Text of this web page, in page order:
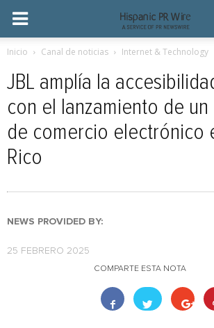
Inicio Canal de noticias Internet & Technology
JBL amplía la
con el lanzamiento de
de comercio electrónico
Rico
NEWS PROVIDED BY:
25 FEBRERO 2025
COMPARTE ESTA NOTA